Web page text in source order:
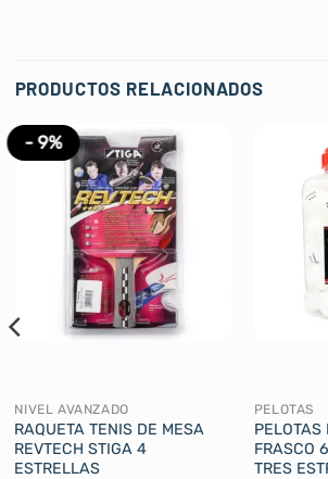
PRODUCTOS RELACIONADOS
- 9%
NIVEL AVANZADO
RAQUETA TENIS DE MESA
REVTECH STIGA 4
ESTRELLAS
PELOTAS
PELOTAS
FRASCO
TRES